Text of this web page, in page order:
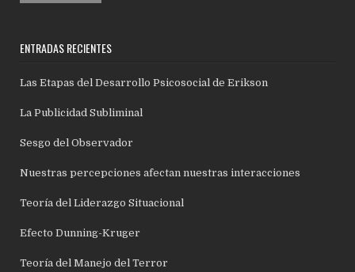
ENTRADAS RECIENTES
Las Etapas del Desarrollo Psicosocial de Erikson
La Publicidad Subliminal
Sesgo del Observador
Nuestras percepciones afectan nuestras interacciones
Teoría del Liderazgo Situacional
Efecto Dunning-Kruger
Teoría del Manejo del Terror